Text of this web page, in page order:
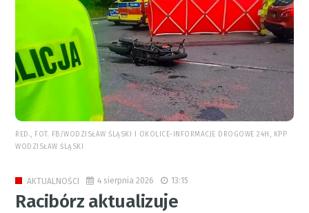
RED., FOT. FB/WODZISŁAW ŚLĄSKI I OKOLICE-INFORMACJE DROGOWE 24H, KPP
WODZISŁAW ŚLĄSKI
AKTUALNOŚCI 4 sierpnia 2026 13:15
Racibórz aktualizuje